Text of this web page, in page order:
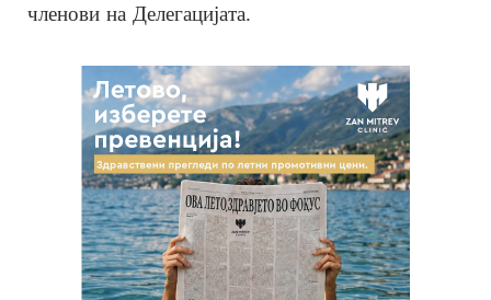
членови на Делегацијата.